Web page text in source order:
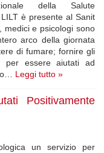
della Salute
è presente al Sanit
medici e psicologi sono
arco della giornata
di fumare; fornire gli
per essere aiutati ad
Leggi tutto »
Positivamente
un servizio per